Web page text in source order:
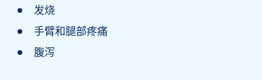
发烧
手臂和腿部疼痛
腹泻